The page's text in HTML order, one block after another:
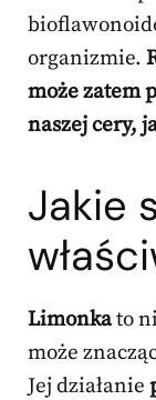
organizmie.
może zatem
naszej cery,
Jakie
Limonkato
może
Jej działanie